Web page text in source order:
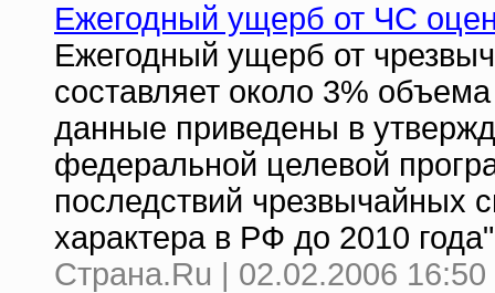
Ежегодный ущерб от ЧС
Ежегодный ущерб от
составляет около 3%
данные приведены в
федеральной целевой
последствий чрезвычайных
характера в РФ до 2010
Страна.Ru | 02.02.2006 16:50